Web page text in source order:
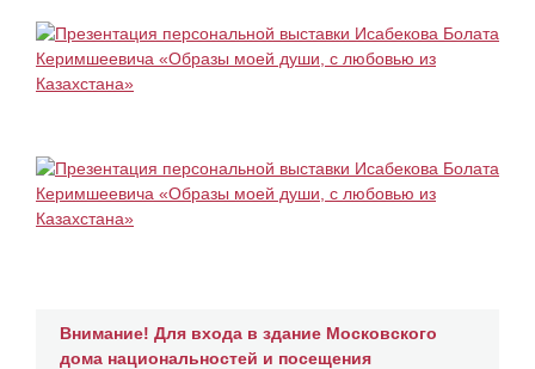
Внимание! Для входа в здание Московского
дома национальностей и посещения